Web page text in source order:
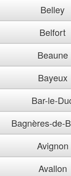
Belley
Belfort
Beaune
Bayeux
Bar-le-
Bagnères-de-
Avignon
Avallon